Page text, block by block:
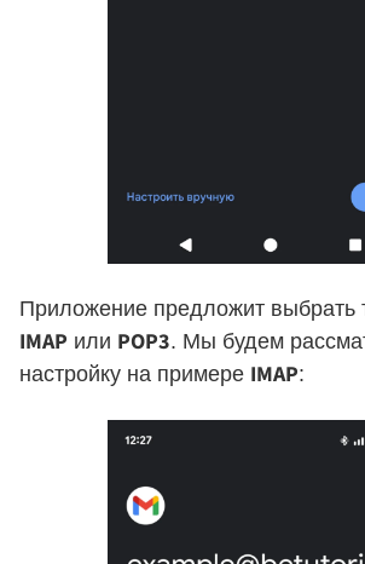
Приложение предложит выбрать
IMAP или POP3. Мы будем
настройку на примере IMAP: